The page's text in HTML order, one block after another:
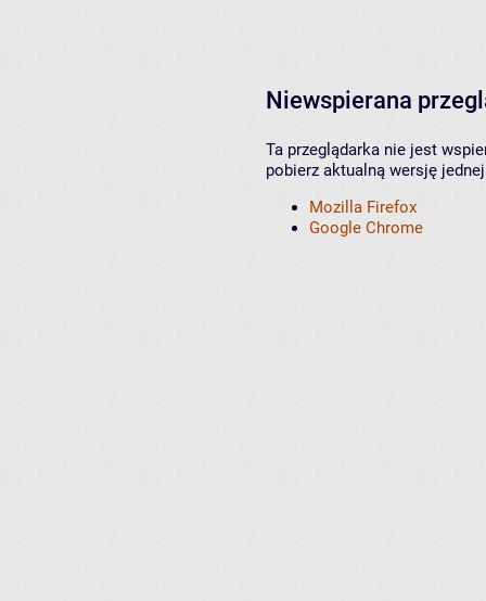
Niewspierana
Ta przeglądarka nie jest
pobierz aktualną wersję
Mozilla Firefox
Google Chrome